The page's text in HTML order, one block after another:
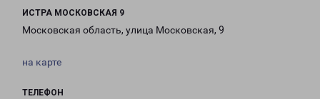
ИСТРА МОСКОВСКАЯ 9
Московская область, улица Московская, 9
на карте
ТЕЛЕФОН